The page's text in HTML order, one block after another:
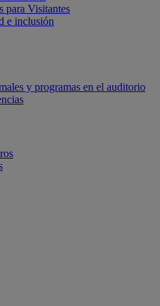
para Visitantes
e inclusión
y programas en el auditorio